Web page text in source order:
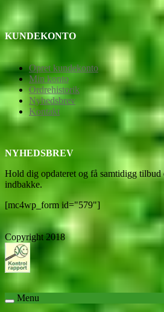
KUNDEKONTO
Opret kundekonto
Min konto
Ordrehistorik
Nyhedsbrev
Kontakt
NYHEDSBREV
Hold dig opdateret og få samtidigg tilbud
indbakke.
[mc4wp_form id="579"]
Copyright 2018
Menu